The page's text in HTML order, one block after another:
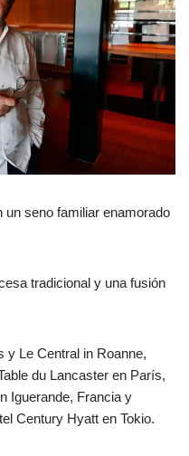
un seno familiar enamorado
tradicional y una fusión
y Le Central in Roanne,
du Lancaster en París,
Iguerande, Francia y
Century Hyatt en Tokio.